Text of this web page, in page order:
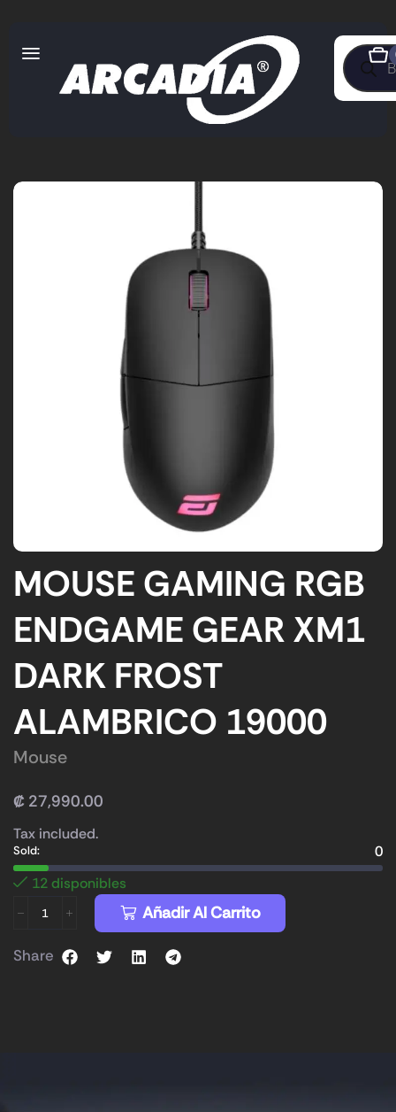
MOUSE GAMING RGB
ENDGAME GEAR XM1
DARK FROST
ALAMBRICO 19000
Mouse
₡ 27,990.00
Tax included.
Sold:
0
12 disponibles
Añadir Al Carrito
Share